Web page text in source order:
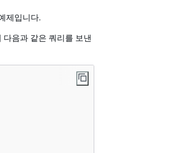
제입니다.
다음과 같은 쿼리를 보낸